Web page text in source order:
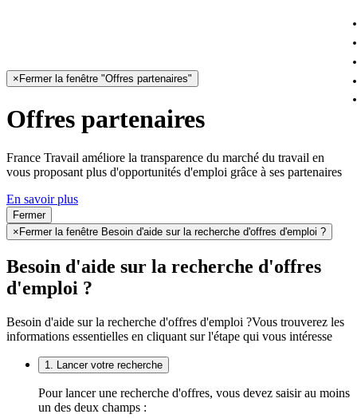
× Fermer la fenêtre "Offres partenaires"
Offres partenaires
France Travail améliore la transparence du marché du travail en
vous proposant plus d'opportunités d'emploi grâce à ses partenaires
En savoir plus
Fermer
× Fermer la fenêtre Besoin d'aide sur la recherche d'offres d'emploi ?
Besoin d'aide sur la recherche d'offres
d'emploi ?
Besoin d'aide sur la recherche d'offres d'emploi ?Vous trouverez les
informations essentielles en cliquant sur l'étape qui vous intéresse
1. Lancer votre recherche
Pour lancer une recherche d'offres, vous devez saisir au moins
un des deux champs :